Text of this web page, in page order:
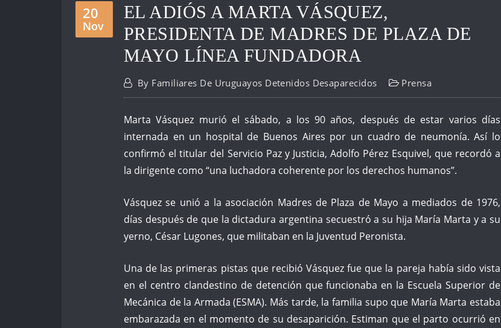
20
Nov
EL ADIÓS A MARTA VÁSQUEZ,
PRESIDENTA DE MADRES DE PLAZA DE
MAYO LÍNEA FUNDADORA
By Familiares De Uruguayos Detenidos Desaparecidos Prensa
Marta Vásquez murió el sábado, a los 90 años, después de estar varios días
internada en un hospital de Buenos Aires por un cuadro de neumonía. Así lo
confirmó el titular del Servicio Paz y Justicia, Adolfo Pérez Esquivel, que recordó a
la dirigente como “una luchadora coherente por los derechos humanos”.
Vásquez se unió a la asociación Madres de Plaza de Mayo a mediados de 1976,
días después de que la dictadura argentina secuestró a su hija María Marta y a su
yerno, César Lugones, que militaban en la Juventud Peronista.
Una de las primeras pistas que recibió Vásquez fue que la pareja había sido vista
en el centro clandestino de detención que funcionaba en la Escuela Superior de
Mecánica de la Armada (ESMA). Más tarde, la familia supo que María Marta estaba
embarazada en el momento de su desaparición. Estiman que el parto ocurrió en